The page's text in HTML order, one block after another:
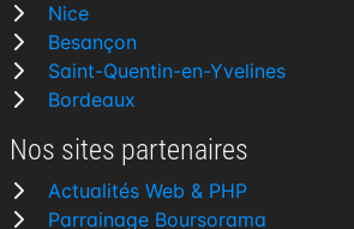
Nice
Besançon
Saint-Quentin-en-Yvelines
Bordeaux
Nos sites partenaires
Actualités Web & PHP
Parrainage Boursorama